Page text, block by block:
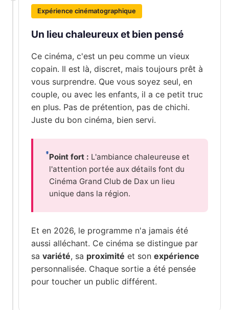
Expérience cinématographique
Un lieu chaleureux et bien pensé
Ce cinéma, c'est un peu comme un vieux
copain. Il est là, discret, mais toujours prêt à
vous surprendre. Que vous soyez seul, en
couple, ou avec les enfants, il a ce petit truc
en plus. Pas de prétention, pas de chichi.
Juste du bon cinéma, bien servi.
Point fort : L'ambiance chaleureuse et
l'attention portée aux détails font du
Cinéma Grand Club de Dax un lieu
unique dans la région.
Et en 2026, le programme n'a jamais été
aussi alléchant. Ce cinéma se distingue par
sa variété, sa proximité et son expérience
personnalisée. Chaque sortie a été pensée
pour toucher un public différent.